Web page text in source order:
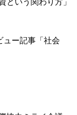
ュー記事「社会